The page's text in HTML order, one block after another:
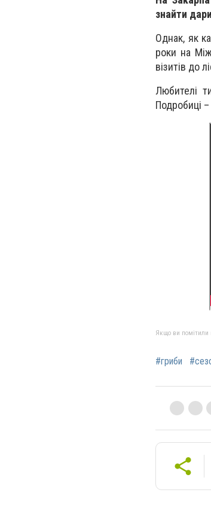
знайти
Однак, як
роки на
візитів до
Любителі
Подробиці
Якщо ви помітили
#гриби